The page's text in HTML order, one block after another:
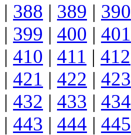
| 388 | 389 | 390
| 399 | 400 | 401
| 410 | 411 | 412
| 421 | 422 | 423
| 432 | 433 | 434
| 443 | 444 | 445